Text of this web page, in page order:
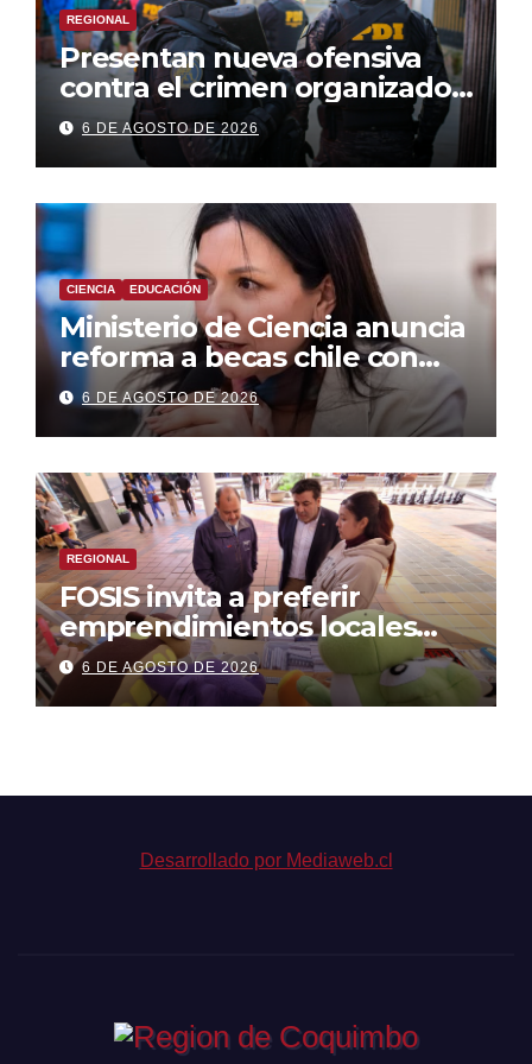
REGIONAL
Presentan nueva ofensiva
contra el crimen organizado:
más control territorial,
cárceles más estrictas y
decomiso de bienes
6 DE AGOSTO DE 2026
CIENCIA EDUCACIÓN
Ministerio de Ciencia anuncia
reforma a becas chile con
foco en áreas estratégicas y
descentralización
6 DE AGOSTO DE 2026
REGIONAL
FOSIS invita a preferir
emprendimientos locales
para regalar en el Día de la
Niñez
6 DE AGOSTO DE 2026
Desarrollado por Mediaweb.cl